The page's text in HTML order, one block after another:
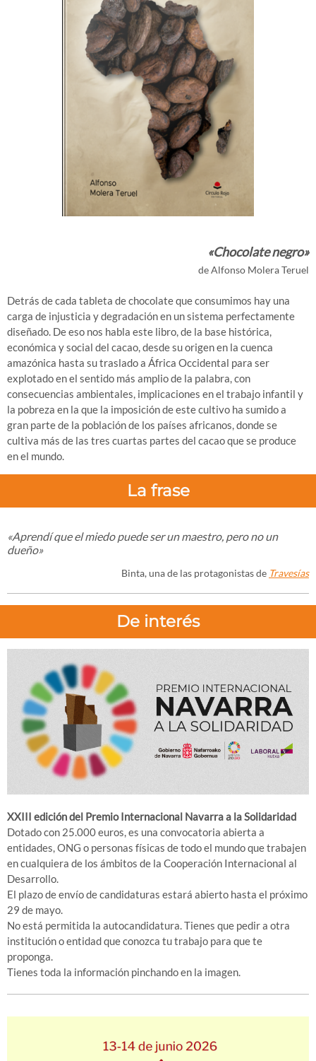
«Chocolate negro»
de Alfonso Molera Teruel
Detrás de cada tableta de chocolate que consumimos hay una
carga de injusticia y degradación en un sistema perfectamente
diseñado. De eso nos habla este libro, de la base histórica,
económica y social del cacao, desde su origen en la cuenca
amazónica hasta su traslado a África Occidental para ser
explotado en el sentido más amplio de la palabra, con
consecuencias ambientales, implicaciones en el trabajo infantil y
la pobreza en la que la imposición de este cultivo ha sumido a
gran parte de la población de los países africanos, donde se
cultiva más de las tres cuartas partes del cacao que se produce
en el mundo.
La frase
«Aprendí que el miedo puede ser un maestro, pero no un
dueño»
Binta, una de las protagonistas de Travesías
De interés
XXIII edición del Premio Internacional Navarra a la Solidaridad
Dotado con 25.000 euros, es una convocatoria abierta a
entidades, ONG o personas físicas de todo el mundo que trabajen
en cualquiera de los ámbitos de la Cooperación Internacional al
Desarrollo.
El plazo de envío de candidaturas estará abierto hasta el próximo
29 de mayo.
No está permitida la autocandidatura. Tienes que pedir a otra
institución o entidad que conozca tu trabajo para que te
proponga.
Tienes toda la información pinchando en la imagen.